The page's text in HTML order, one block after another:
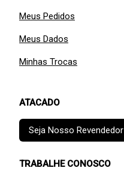
Meus Pedidos
Meus Dados
Minhas Trocas
ATACADO
Seja Nosso Revendedor
TRABALHE CONOSCO